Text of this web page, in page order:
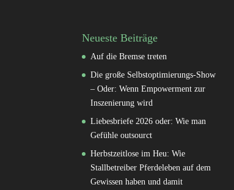
Neueste Beiträge
Auf die Bremse treten
Die große Selbstoptimierungs-Show
– Oder: Wenn Empowerment zur
Inszenierung wird
Liebesbriefe 2026 oder: Wie man
Gefühle outsourct
Herbstzeitlose im Heu: Wie
Stallbetreiber Pferdeleben auf dem
Gewissen haben und damit